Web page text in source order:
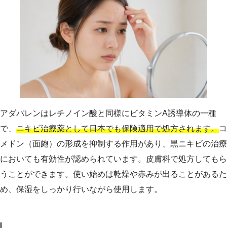
アダパレンはレチノイン酸と同様にビタミンA誘導体の一種
で、 ニキビ治療薬として日本でも保険適用で処方されます。コ
メドン（面皰）の形成を抑制する作用があり、黒ニキビの治療
においても有効性が認められています。皮膚科で処方してもら
うことができます。使い始めは乾燥や赤みが出ることがあるた
め、保湿をしっかり行いながら使用します。